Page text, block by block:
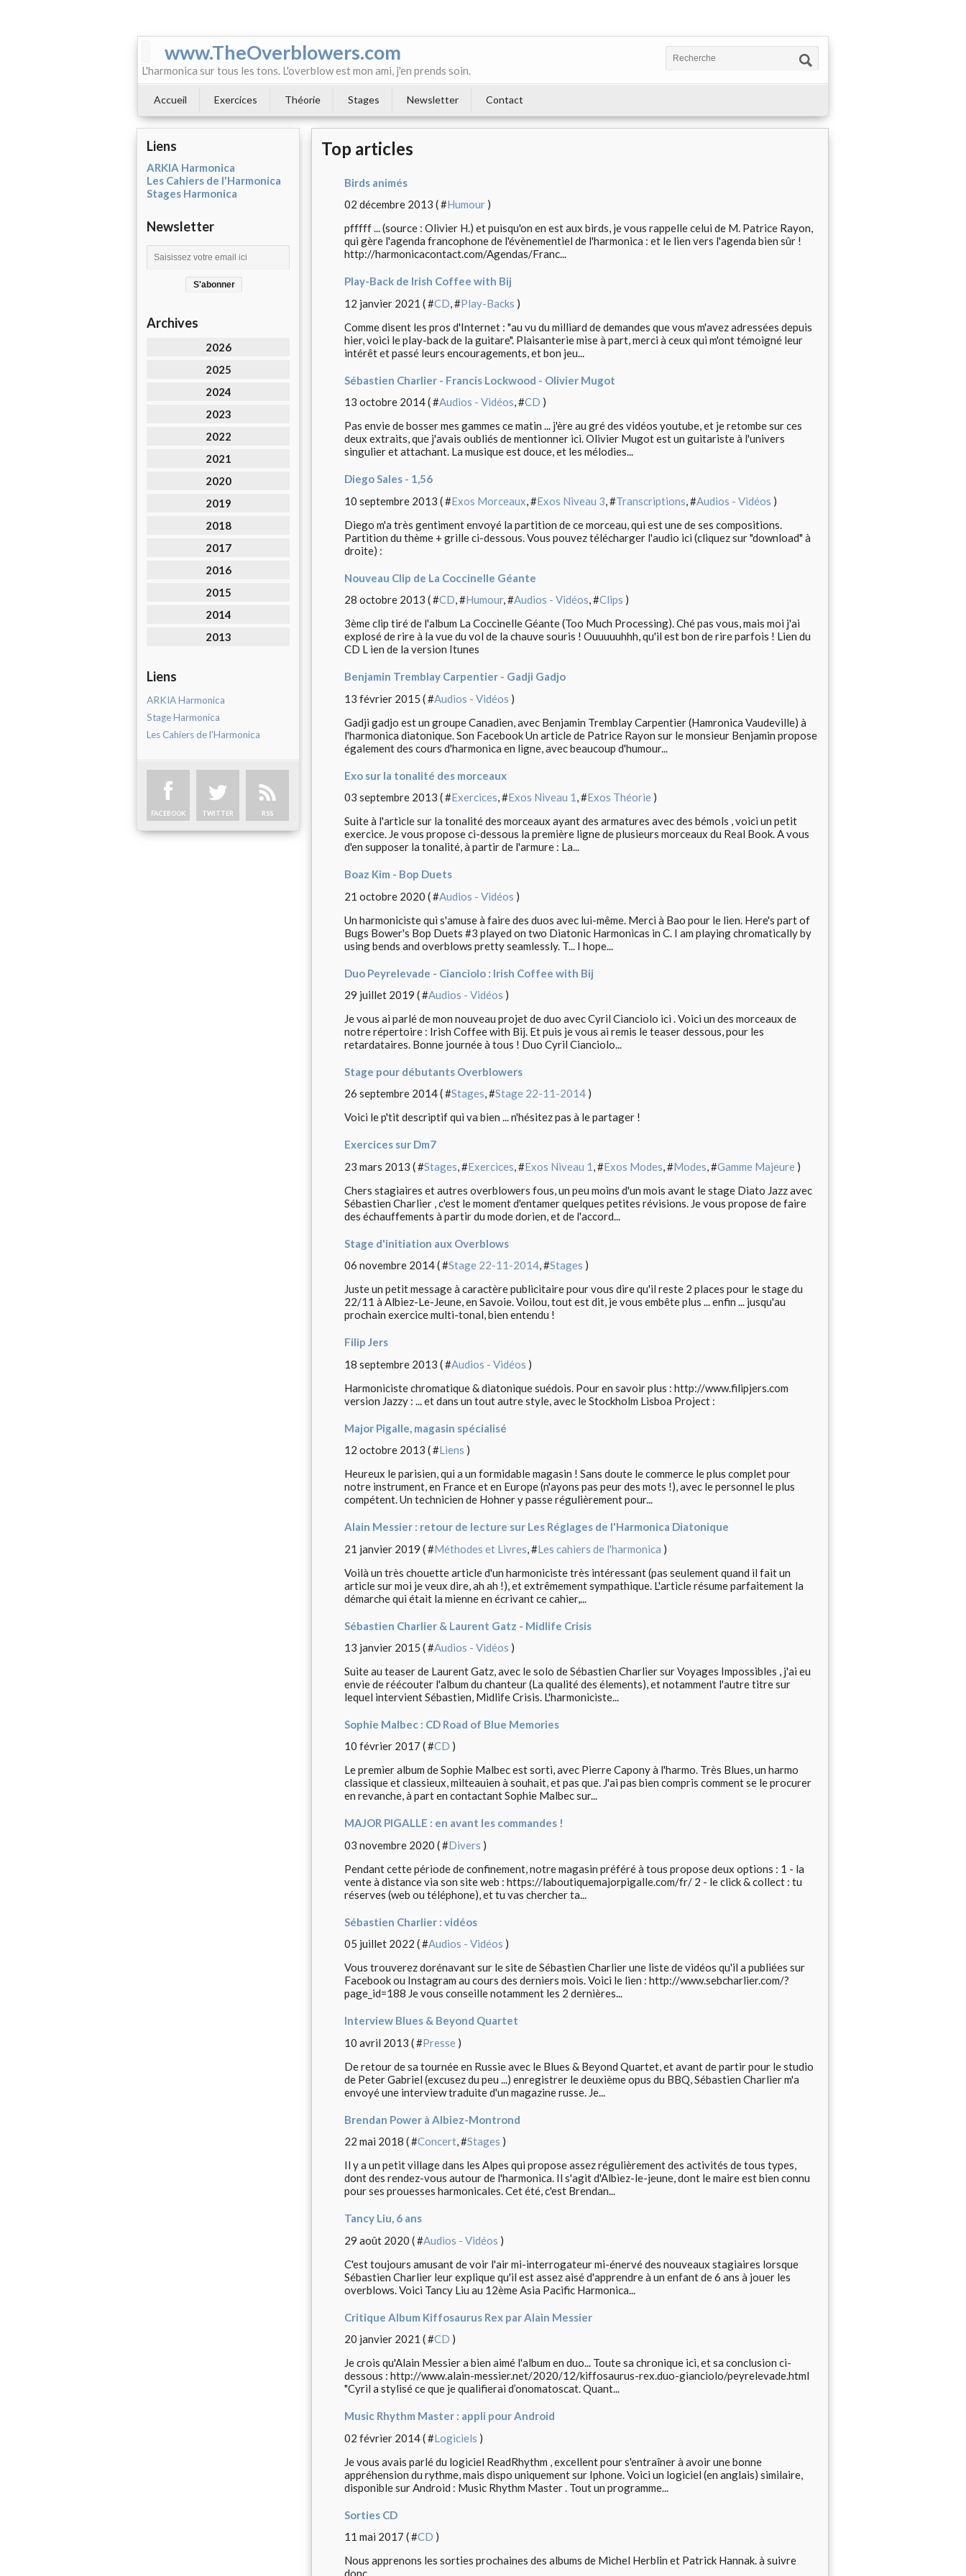
www.TheOverblowers.com
L'harmonica sur tous les tons. L'overblow est mon ami, j'en prends soin.
Accueil Exercices Théorie Stages Newsletter Contact
Liens
ARKIA Harmonica
Les Cahiers de l'Harmonica
Stages Harmonica
Newsletter
Archives
2026
2025
2024
2023
2022
2021
2020
2019
2018
2017
2016
2015
2014
2013
Liens
ARKIA Harmonica
Stage Harmonica
Les Cahiers de l'Harmonica
FACEBOOK TWITTER RSS
Top articles
Birds animés
02 décembre 2013 ( #Humour )
pfffff ... (source : Olivier H.) et puisqu'on en est aux birds, je vous rappelle celui de M. Patrice Rayon,
qui gère l'agenda francophone de l'évènementiel de l'harmonica : et le lien vers l'agenda bien sûr !
http://harmonicacontact.com/Agendas/Franc...
Play-Back de Irish Coffee with Bij
12 janvier 2021 ( #CD, #Play-Backs )
Comme disent les pros d'Internet : "au vu du milliard de demandes que vous m'avez adressées depuis
hier, voici le play-back de la guitare". Plaisanterie mise à part, merci à ceux qui m'ont témoigné leur
intérêt et passé leurs encouragements, et bon jeu...
Sébastien Charlier - Francis Lockwood - Olivier Mugot
13 octobre 2014 ( #Audios - Vidéos, #CD )
Pas envie de bosser mes gammes ce matin ... j'ère au gré des vidéos youtube, et je retombe sur ces
deux extraits, que j'avais oubliés de mentionner ici. Olivier Mugot est un guitariste à l'univers
singulier et attachant. La musique est douce, et les mélodies...
Diego Sales - 1,56
10 septembre 2013 ( #Exos Morceaux, #Exos Niveau 3, #Transcriptions, #Audios - Vidéos )
Diego m'a très gentiment envoyé la partition de ce morceau, qui est une de ses compositions.
Partition du thème + grille ci-dessous. Vous pouvez télécharger l'audio ici (cliquez sur "download" à
droite) :
Nouveau Clip de La Coccinelle Géante
28 octobre 2013 ( #CD, #Humour, #Audios - Vidéos, #Clips )
3ème clip tiré de l'album La Coccinelle Géante (Too Much Processing). Ché pas vous, mais moi j'ai
explosé de rire à la vue du vol de la chauve souris ! Ouuuuuhhh, qu'il est bon de rire parfois ! Lien du
CD L ien de la version Itunes
Benjamin Tremblay Carpentier - Gadji Gadjo
13 février 2015 ( #Audios - Vidéos )
Gadji gadjo est un groupe Canadien, avec Benjamin Tremblay Carpentier (Hamronica Vaudeville) à
l'harmonica diatonique. Son Facebook Un article de Patrice Rayon sur le monsieur Benjamin propose
également des cours d'harmonica en ligne, avec beaucoup d'humour...
Exo sur la tonalité des morceaux
03 septembre 2013 ( #Exercices, #Exos Niveau 1 , #Exos Théorie )
Suite à l'article sur la tonalité des morceaux ayant des armatures avec des bémols , voici un petit
exercice. Je vous propose ci-dessous la première ligne de plusieurs morceaux du Real Book. A vous
d'en supposer la tonalité, à partir de l'armure : La...
Boaz Kim - Bop Duets
21 octobre 2020 ( #Audios - Vidéos )
Un harmoniciste qui s'amuse à faire des duos avec lui-même. Merci à Bao pour le lien. Here's part of
Bugs Bower's Bop Duets #3 played on two Diatonic Harmonicas in C. I am playing chromatically by
using bends and overblows pretty seamlessly. T... I hope...
Duo Peyrelevade - Cianciolo : Irish Coffee with Bij
29 juillet 2019 ( #Audios - Vidéos )
Je vous ai parlé de mon nouveau projet de duo avec Cyril Cianciolo ici . Voici un des morceaux de
notre répertoire : Irish Coffee with Bij. Et puis je vous ai remis le teaser dessous, pour les
retardataires. Bonne journée à tous ! Duo Cyril Cianciolo...
Stage pour débutants Overblowers
26 septembre 2014 ( #Stages, #Stage 22-11-2014 )
Voici le p'tit descriptif qui va bien ... n'hésitez pas à le partager !
Exercices sur Dm7
23 mars 2013 ( #Stages, #Exercices, #Exos Niveau 1 , #Exos Modes, #Modes, #Gamme Majeure )
Chers stagiaires et autres overblowers fous, un peu moins d'un mois avant le stage Diato Jazz avec
Sébastien Charlier , c'est le moment d'entamer quelques petites révisions. Je vous propose de faire
des échauffements à partir du mode dorien, et de l'accord...
Stage d'initiation aux Overblows
06 novembre 2014 ( #Stage 22-11-2014, #Stages )
Juste un petit message à caractère publicitaire pour vous dire qu'il reste 2 places pour le stage du
22/11 à Albiez-Le-Jeune, en Savoie. Voilou, tout est dit, je vous embête plus ... enfin ... jusqu'au
prochain exercice multi-tonal, bien entendu !
Filip Jers
18 septembre 2013 ( #Audios - Vidéos )
Harmoniciste chromatique & diatonique suédois. Pour en savoir plus : http://www.filipjers.com
version Jazzy : ... et dans un tout autre style, avec le Stockholm Lisboa Project :
Major Pigalle, magasin spécialisé
12 octobre 2013 ( #Liens )
Heureux le parisien, qui a un formidable magasin ! Sans doute le commerce le plus complet pour
notre instrument, en France et en Europe (n'ayons pas peur des mots !), avec le personnel le plus
compétent. Un technicien de Hohner y passe régulièrement pour...
Alain Messier : retour de lecture sur Les Réglages de l'Harmonica Diatonique
21 janvier 2019 ( #Méthodes et Livres , #Les cahiers de l'harmonica )
Voilà un très chouette article d'un harmoniciste très intéressant (pas seulement quand il fait un
article sur moi je veux dire, ah ah !), et extrêmement sympathique. L'article résume parfaitement la
démarche qui était la mienne en écrivant ce cahier,...
Sébastien Charlier & Laurent Gatz - Midlife Crisis
13 janvier 2015 ( #Audios - Vidéos )
Suite au teaser de Laurent Gatz, avec le solo de Sébastien Charlier sur Voyages Impossibles , j'ai eu
envie de réécouter l'album du chanteur (La qualité des élements), et notamment l'autre titre sur
lequel intervient Sébastien, Midlife Crisis. L'harmoniciste...
Sophie Malbec : CD Road of Blue Memories
10 février 2017 ( #CD )
Le premier album de Sophie Malbec est sorti, avec Pierre Capony à l'harmo. Très Blues, un harmo
classique et classieux, milteauien à souhait, et pas que. J'ai pas bien compris comment se le procurer
en revanche, à part en contactant Sophie Malbec sur...
MAJOR PIGALLE : en avant les commandes !
03 novembre 2020 ( #Divers )
Pendant cette période de confinement, notre magasin préféré à tous propose deux options : 1 - la
vente à distance via son site web : https://laboutiquemajorpigalle.com/fr/ 2 - le click & collect : tu
réserves (web ou téléphone), et tu vas chercher ta...
Sébastien Charlier : vidéos
05 juillet 2022 ( #Audios - Vidéos )
Vous trouverez dorénavant sur le site de Sébastien Charlier une liste de vidéos qu'il a publiées sur
Facebook ou Instagram au cours des derniers mois. Voici le lien : http://www.sebcharlier.com/?
page_id=188 Je vous conseille notamment les 2 dernières...
Interview Blues & Beyond Quartet
10 avril 2013 ( #Presse )
De retour de sa tournée en Russie avec le Blues & Beyond Quartet, et avant de partir pour le studio
de Peter Gabriel (excusez du peu ...) enregistrer le deuxième opus du BBQ, Sébastien Charlier m'a
envoyé une interview traduite d'un magazine russe. Je...
Brendan Power à Albiez-Montrond
22 mai 2018 ( #Concert, #Stages )
Il y a un petit village dans les Alpes qui propose assez régulièrement des activités de tous types,
dont des rendez-vous autour de l'harmonica. Il s'agit d'Albiez-le-jeune, dont le maire est bien connu
pour ses prouesses harmonicales. Cet été, c'est Brendan...
Tancy Liu, 6 ans
29 août 2020 ( #Audios - Vidéos )
C'est toujours amusant de voir l'air mi-interrogateur mi-énervé des nouveaux stagiaires lorsque
Sébastien Charlier leur explique qu'il est assez aisé d'apprendre à un enfant de 6 ans à jouer les
overblows. Voici Tancy Liu au 12ème Asia Pacific Harmonica...
Critique Album Kiffosaurus Rex par Alain Messier
20 janvier 2021 ( #CD )
Je crois qu'Alain Messier a bien aimé l'album en duo... Toute sa chronique ici, et sa conclusion ci-
dessous : http://www.alain-messier.net/2020/12/kiffosaurus-rex.duo-gianciolo/peyrelevade.html
"Cyril a stylisé ce que je qualifierai d’onomatoscat. Quant...
Music Rhythm Master : appli pour Android
02 février 2014 ( #Logiciels )
Je vous avais parlé du logiciel ReadRhythm , excellent pour s'entraîner à avoir une bonne
appréhension du rythme, mais dispo uniquement sur Iphone. Voici un logiciel (en anglais) similaire,
disponible sur Android : Music Rhythm Master . Tout un programme...
Sorties CD
11 mai 2017 ( #CD )
Nous apprenons les sorties prochaines des albums de Michel Herblin et Patrick Hannak. à suivre
donc ...